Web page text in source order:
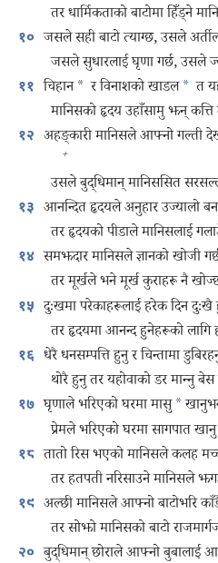
तर धार्मिकताको बाटोमा हिँड्‌ने
१० जसले सही बाटो त्याग्छ, उसले
जसले सुधारलाई घृणा गर्छ, उसले
११ चिहान * र विनाशको खाडल * त
मानिसको हृदय उहाँसामु झन्‌ कत्ति
१२ अहङ्‌कारी मानिसले आफ्नो गल्ती
+
उसले बुद्धिमान्‌ मानिससित
१३ आनन्दित हृदयले अनुहार उज्यालो
तर हृदयको पीडाले मानिसलाई
१४ समझदार मानिसले ज्ञानको खोजी
तर मूर्खले भने मूर्ख कुराहरू नै
१५ दुःखमा परेकाहरूलाई हरेक दिन दुःखै
तर हृदयमा आनन्द हुनेहरूको
१६ धेरै धनसम्पत्ति हुनु र चिन्तामा
थोरै हुनु तर यहोवाको डर मान्‍नु बेस
१७ घृणाले भरिएको घरमा मासु *
प्रेमले भरिएको घरमा सागपात
१८ तातो रिस भएको मानिसले कलह
तर हतपती नरिसाउने मानिसले
१९ अल्छी मानिसले आफ्नो बाटोभरि
तर सोझो मानिसको बाटो
२० बुद्धिमान्‌ छोराले आफ्नो बुबालाई